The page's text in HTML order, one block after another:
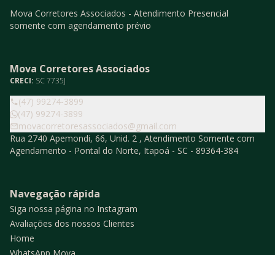
Mova Corretores Associados - Atendimento Presencial
somente com agendamento prévio
Mova Corretores Associados
CRECI: SC 7735J
(47) 99274-3899
(47) 99274-3899
movacorretoresassociados@gmail.com
Rua 2740 Apemondi, 66, Unid. 2 , Atendimento Somente com
Agendamento - Pontal do Norte, Itapoá - SC - 89364-384
Navegação rápida
Siga nossa página no Instagram
Avaliações dos nossos Clientes
Home